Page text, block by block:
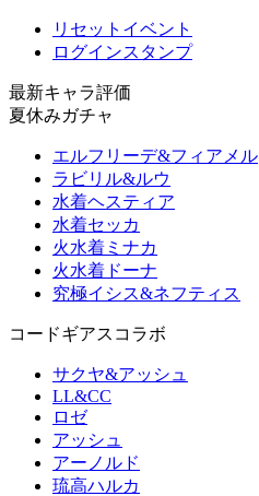
リセットイベント
ログインスタンプ
最新キャラ評価
夏休みガチャ
エルフリーデ&フィアメル
ラビリル&ルウ
水着ヘスティア
水着セッカ
火水着ミナカ
火水着ドーナ
究極イシス&ネフティス
コードギアスコラボ
サクヤ&アッシュ
LL&CC
ロゼ
アッシュ
アーノルド
琉高ハルカ